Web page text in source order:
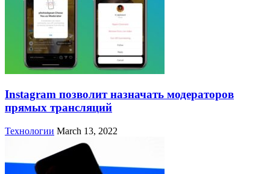
Instagram позволит назначать модераторов
прямых трансляций
Технологии March 13, 2022